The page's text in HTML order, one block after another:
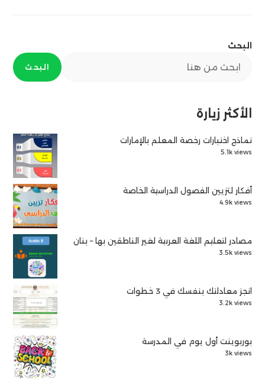
البحث
البحث
الأكثر زيارة
نماذج اختبارات رخصة المعلم بالإمارات
5.1k views
أفكار لتزيين الفصول الدراسية الخاصة
4.9k views
مصادر لتعليم اللغة العربية لغير الناطقين بها – بنان
3.5k views
انجز معادلتك بنفسك في 3 خطوات
3.2k views
بوربوينت أول يوم في المدرسة
3k views